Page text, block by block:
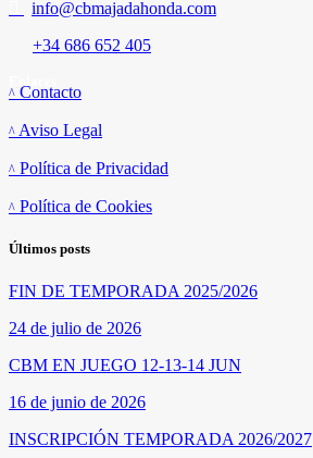
info@cbmajadahonda.com
+34 686 652 405
Contacto
Aviso Legal
Política de Privacidad
Política de Cookies
Últimos posts
FIN DE TEMPORADA 2025/2026
24 de julio de 2026
CBM EN JUEGO 12-13-14 JUN
16 de junio de 2026
INSCRIPCIÓN TEMPORADA 2026/2027